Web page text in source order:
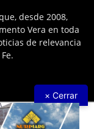
desde 2008,
Vera en toda
de relevancia
Infovera.com.ar -
× Cerrar